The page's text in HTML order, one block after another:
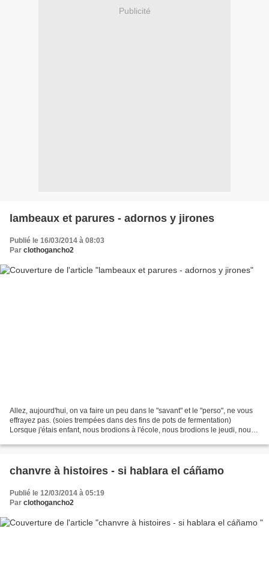
Publicité
lambeaux et parures - adornos y jirones
Publié le 16/03/2014 à 08:03
Par clothogancho2
Allez, aujourd'hui, on va faire un peu dans le "savant" et le "perso", ne vous
effrayez pas. (soies trempées dans des fins de pots de fermentation)
Lorsque j'étais enfant, nous brodions à l'école, nous brodions le jeudi, nous
chanvre à histoires - si hablara el cáñamo
Publié le 12/03/2014 à 05:19
Par clothogancho2